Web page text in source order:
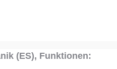
(ES), Funktionen: